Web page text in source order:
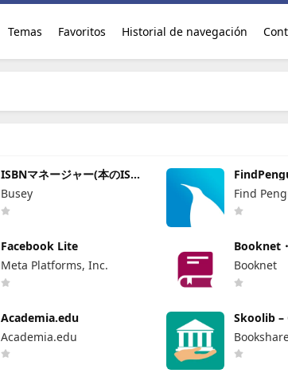
Temas Favoritos Historial de navegación
ISBNマネージャー(本のISBN
読み取り・文字認識)
Busey Viajes
Find
Facebook Lite
Meta Platforms, Inc.
Booknet
Español
Booknet
Academia.edu
Academia.edu
Skoolib –
Biblioteca